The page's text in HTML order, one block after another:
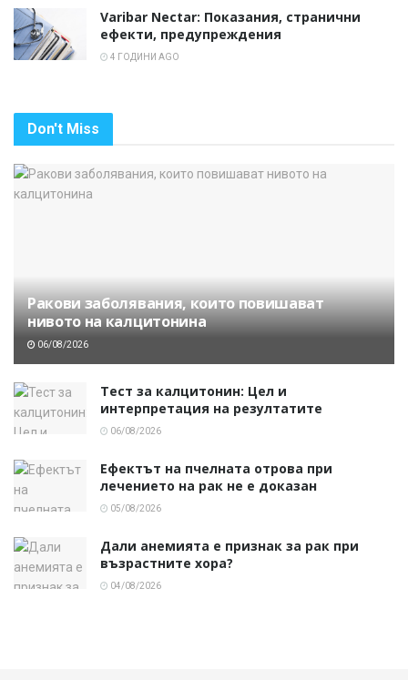
Varibar Nectar: ​​Показания, странични
ефекти, предупреждения
4 ГОДИНИ AGO
Don't Miss
Ракови заболявания, които повишават
нивото на калцитонина
06/08/2026
Тест за калцитонин: Цел и
интерпретация на резултатите
06/08/2026
Ефектът на пчелната отрова при
лечението на рак не е доказан
05/08/2026
Дали анемията е признак за рак при
възрастните хора?
04/08/2026